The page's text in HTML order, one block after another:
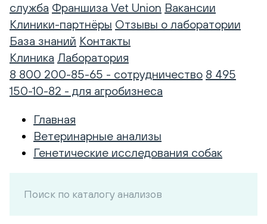
служба Франшиза Vet Union Вакансии
Клиники-партнёры Отзывы о лаборатории
База знаний Контакты
Клиника Лаборатория
8 800 200-85-65 - сотрудничество 8 495
150-10-82 - для агробизнеса
Главная
Ветеринарные анализы
Генетические исследования собак